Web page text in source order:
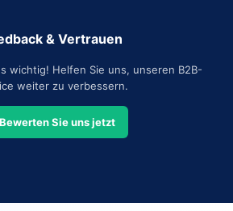
& Vertrauen
wichtig! Helfen Sie uns, unseren B2B-
weiter zu verbessern.
Bewerten Sie uns jetzt